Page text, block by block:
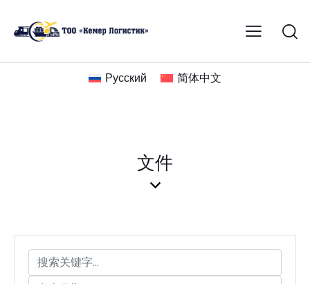
Русский 简体中文
文件